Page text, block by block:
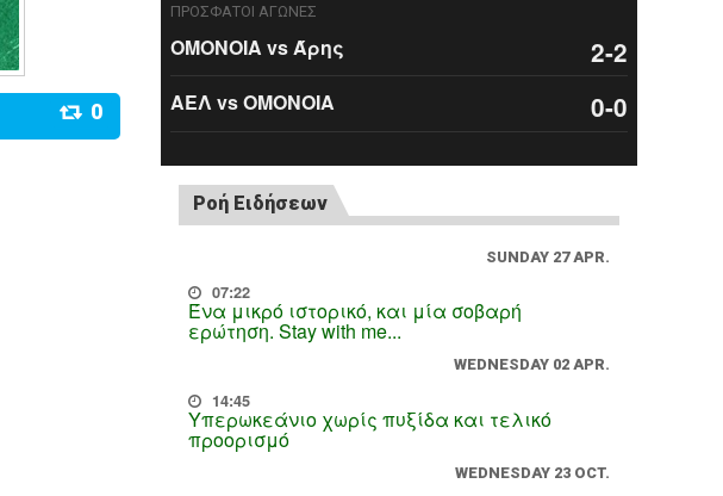
0
ΠΡΟΣΦΑΤΟΙ ΑΓΩΝΕΣ
ΟΜΟΝΟΙΑ vs Άρης 2-2
ΑΕΛ vs ΟΜΟΝΟΙΑ 0-0
Ροή Ειδήσεων
SUNDAY 27 APR.
07:22
Ένα μικρό ιστορικό, και μία σοβαρή
ερώτηση. Stay with me...
WEDNESDAY 02 APR.
14:45
Υπερωκεάνιο χωρίς πυξίδα και τελικό
προορισμό
WEDNESDAY 23 OCT.